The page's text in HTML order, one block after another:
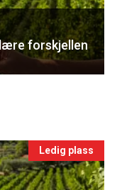
forskjellen
Ledig plass